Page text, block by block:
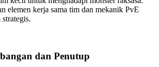
elemen kerja sama tim dan mekanik PvE
dan Penutup